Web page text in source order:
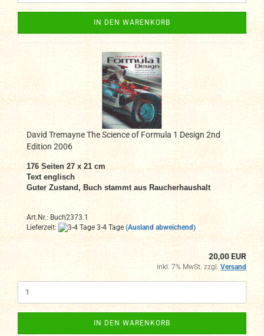
IN DEN WARENKORB
David Tremayne The Science of Formula 1 Design 2nd
Edition 2006
176 Seiten 27 x 21 cm
Text englisch
Guter Zustand, Buch stammt aus Raucherhaushalt
Art.Nr.: Buch2373.1
Lieferzeit:
3-4 Tage (Ausland abweichend)
20,00 EUR
inkl. 7% MwSt. zzgl. Versand
IN DEN WARENKORB